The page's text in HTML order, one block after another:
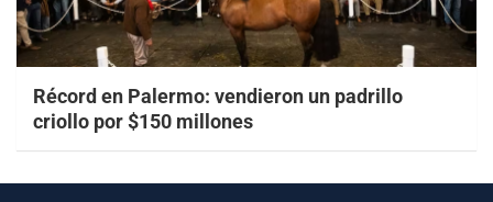
Récord en Palermo: vendieron un padrillo
criollo por $150 millones